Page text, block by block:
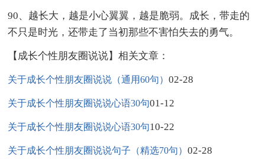
90、越长大，越是小心翼翼，越是脆弱。成长，带走的
不只是时光，还带走了当初那些不害怕失去的勇气。
【成长个性朋友圈说说】相关文章：
关于成长个性朋友圈说说（通用60句）02-28
关于成长个性朋友圈说说心语30句01-12
关于成长个性朋友圈说说心语30句10-22
关于成长个性朋友圈说说句子（精选70句）02-28